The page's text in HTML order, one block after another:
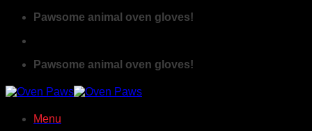
Skip
content
Pawsome animal oven gloves!
Pawsome animal oven gloves!
Menu